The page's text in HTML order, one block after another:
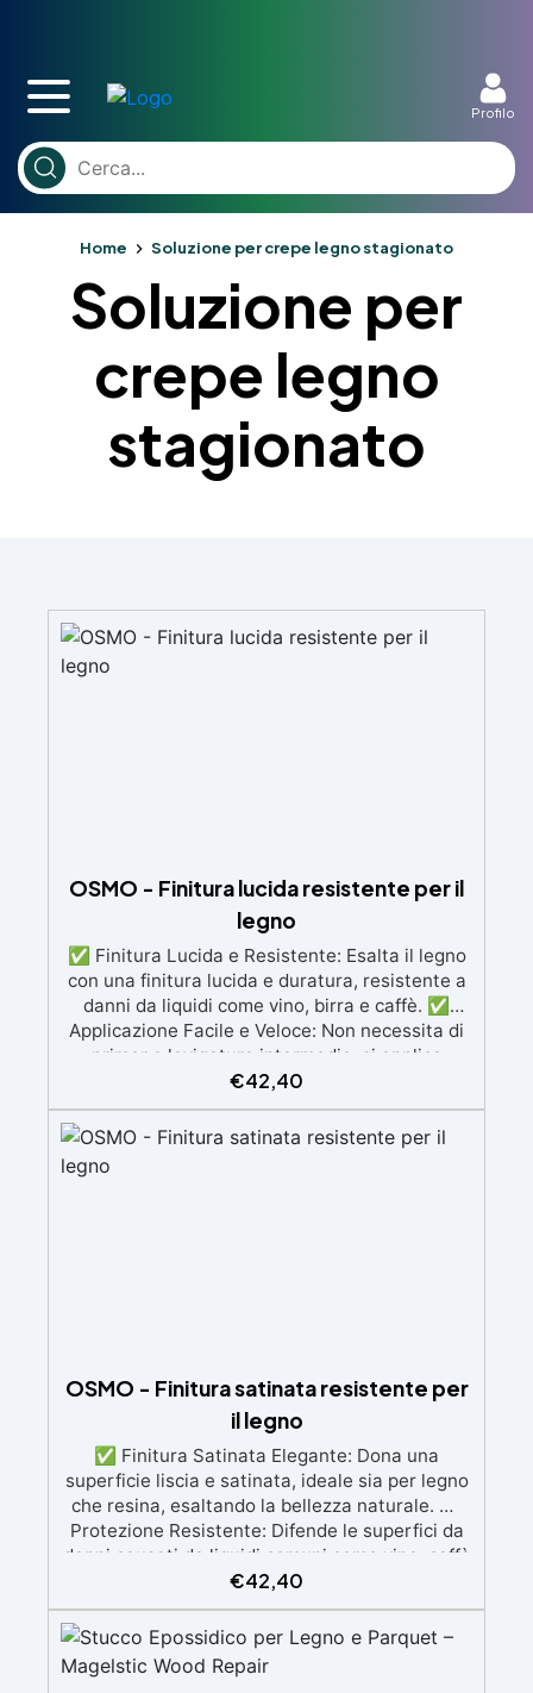
Profilo
Home Soluzione per crepe legno stagionato
Soluzione per
crepe legno
stagionato
OSMO - Finitura lucida resistente per il
legno
✅ Finitura Lucida e Resistente: Esalta il legno
con una finitura lucida e duratura, resistente a
danni da liquidi come vino, birra e caffè. ✅
Applicazione Facile e Veloce: Non necessita di
primer o levigature intermedie, si applica
facilmente con pennello e asciuga rapidamente.
✅ Sicuro e Adatto ai Bambini: Ideale per
superfici a contatto con bambini e animali,
sicuro per l’uso su giochi e superfici
domestiche. ✅ Economico ed Efficiente: Una
€42,40
OSMO - Finitura satinata resistente per
il legno
✅ Finitura Satinata Elegante: Dona una
superficie liscia e satinata, ideale sia per legno
che resina, esaltando la bellezza naturale. ✅
Protezione Resistente: Difende le superfici da
danni causati da liquidi comuni come vino, caffè
e succhi, oltre a proteggere dagli agenti
atmosferici. ✅ Applicazione Facile: Non
necessita di primer o levigature intermedie; si
applica semplicemente con un pennello su
superfici pulite e asciutte. ✅ Sicurezza
€42,40